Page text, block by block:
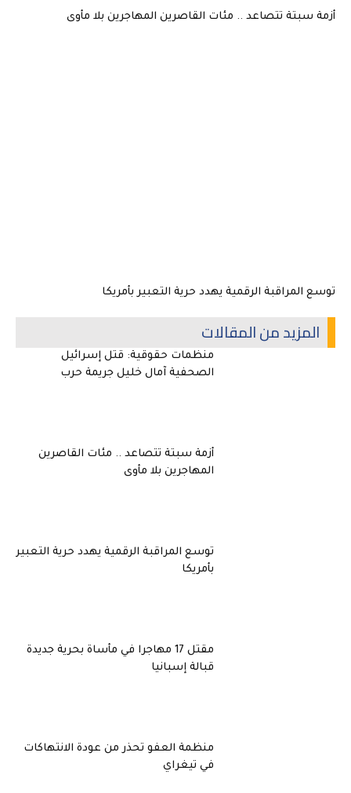
أزمة سبتة تتصاعد .. مئات القاصرين المهاجرين بلا مأوى
توسع المراقبة الرقمية يهدد حرية التعبير بأمريكا
المزيد من المقالات
منظمات حقوقية: قتل إسرائيل
الصحفية آمال خليل جريمة حرب
أزمة سبتة تتصاعد .. مئات القاصرين
المهاجرين بلا مأوى
توسع المراقبة الرقمية يهدد حرية التعبير
بأمريكا
مقتل 17 مهاجرا في مأساة بحرية جديدة
قبالة إسبانيا
منظمة العفو تحذر من عودة الانتهاكات
في تيغراي